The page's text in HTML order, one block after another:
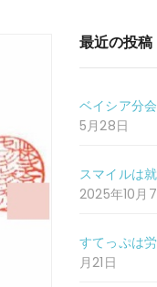
最近の投稿
ベイシア分
5月28日
スマイルは
2025年10月
すてっぷは
月21日